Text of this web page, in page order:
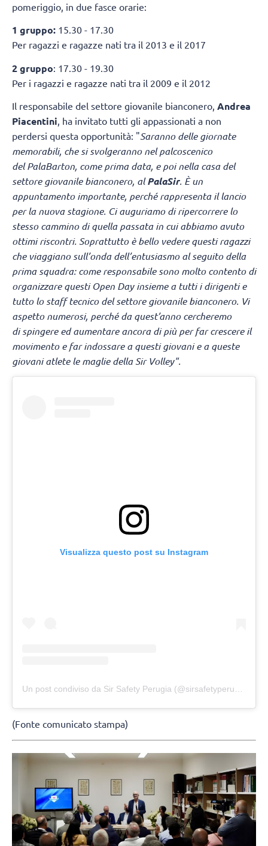
pomeriggio, in due fasce orarie:
1 gruppo: 15.30 - 17.30
Per ragazzi e ragazze nati tra il 2013 e il 2017
2 gruppo: 17.30 - 19.30
Per i ragazzi e ragazze nati tra il 2009 e il 2012
Il responsabile del settore giovanile bianconero, Andrea
Piacentini , ha invitato tutti gli appassionati a non
perdersi questa opportunità: "Saranno delle giornate
memorabili, che si svolgeranno nel palcoscenico
del PalaBarton, come prima data, e poi nella casa del
settore giovanile bianconero, alPalaSir. È un
appuntamento importante, perché rappresenta il lancio
per la nuova stagione. Ci auguriamo di ripercorrere lo
stesso cammino di quella passata in cui abbiamo avuto
ottimi riscontri. Soprattutto è bello vedere questi ragazzi
che viaggiano sull’onda dell’entusiasmo al seguito della
prima squadra: come responsabile sono molto contento di
organizzare questi Open Day insieme a tutti i dirigenti e
tutto lo staff tecnico del settore giovanile bianconero. Vi
aspetto numerosi, perché da quest’anno cercheremo
di spingere ed aumentare ancora di più per far crescere il
movimento e far indossare a questi giovani e a queste
giovani atlete le maglie della Sir Volley".
Visualizza questo post su Instagram
(Fonte comunicato stampa)